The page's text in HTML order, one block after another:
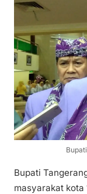
Bupati
masyarakat kota